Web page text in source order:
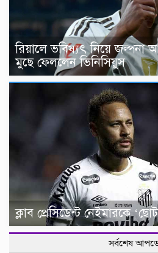
রিয়ালে ভবিষ্যৎ নিয়ে জল্পনা
মুছে ফেললেন ভিনিসিয়ুস
ক্লাব প্রেসিডেন্ট নেইমারকে
সর্বশেষ